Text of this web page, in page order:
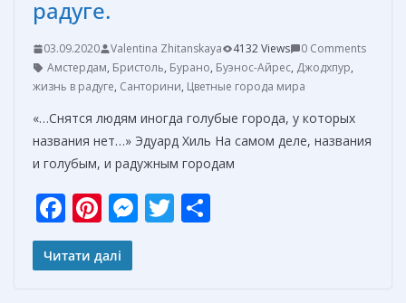
радуге.
03.09.2020 Valentina Zhitanskaya 4132 Views
0 Comments
Амстердам, Бристоль, Бурано, Буэнос-Айрес, Джодхпур,
жизнь в радуге, Санторини, Цветные города мира
«…Снятся людям иногда голубые города, у которых
названия нет…» Эдуард Хиль На самом деле, названия
и голубым, и радужным городам
F
ac
e
Pi
nt
er
M T
Читати далі